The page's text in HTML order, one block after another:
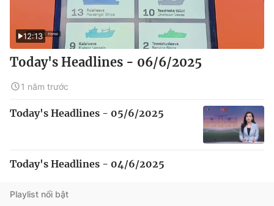
12:13
Today's Headlines - 06/6/2025
1 năm trước
Today's Headlines - 05/6/2025
Today's Headlines - 04/6/2025
Playlist nổi bật